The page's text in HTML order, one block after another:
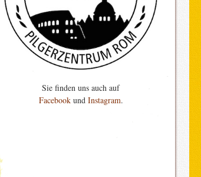
Sie finden uns auch auf
Facebookund Instagram.